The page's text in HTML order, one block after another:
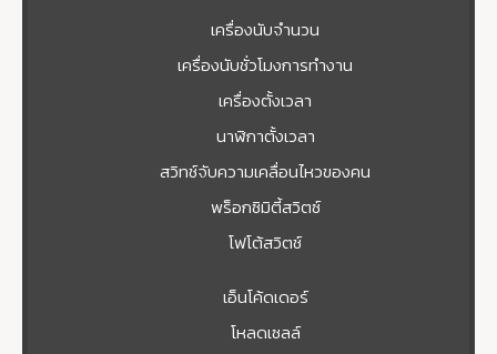
เครื่องนับจำนวน
เครื่องนับชั่วโมงการทำงาน
เครื่องตั้งเวลา
นาฬิกาตั้งเวลา
สวิทช์จับความเคลื่อนไหวของคน
พร็อกซิมิตี้สวิตซ์
โฟโต้สวิตช์
เอ็นโค้ดเดอร์
โหลดเซลล์